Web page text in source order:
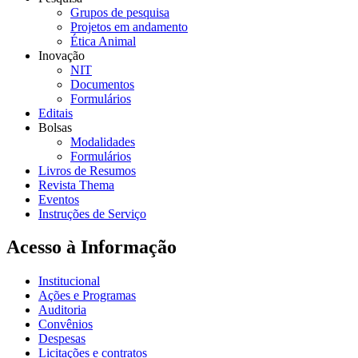
Grupos de pesquisa
Projetos em andamento
Ética Animal
Inovação
NIT
Documentos
Formulários
Editais
Bolsas
Modalidades
Formulários
Livros de Resumos
Revista Thema
Eventos
Instruções de Serviço
Acesso à Informação
Institucional
Ações e Programas
Auditoria
Convênios
Despesas
Licitações e contratos